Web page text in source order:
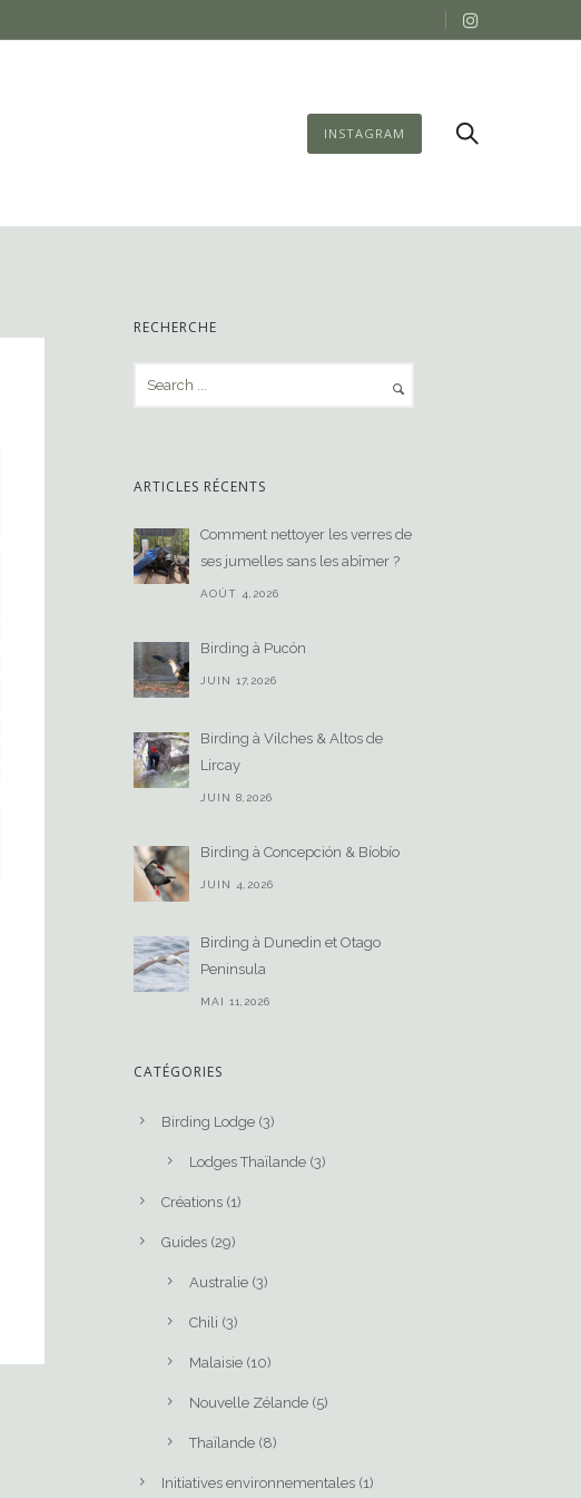
INSTAGRAM
RECHERCHE
ARTICLES RÉCENTS
Comment nettoyer les verres de
ses jumelles sans les abîmer ?
AOÛT 4,2026
Birding à Pucón
JUIN 17,2026
Birding à Vilches & Altos de
Lircay
JUIN 8,2026
Birding à Concepción & Bíobío
JUIN 4,2026
Birding à Dunedin et Otago
Peninsula
MAI 11,2026
CATÉGORIES
Birding Lodge (3)
Lodges Thaïlande (3)
Créations (1)
Guides (29)
Australie (3)
Chili (3)
Malaisie (10)
Nouvelle Zélande (5)
Thaïlande (8)
Initiatives environnementales (1)